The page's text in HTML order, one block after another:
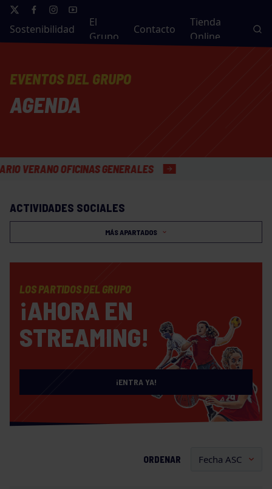
Sostenibilidad
El
Grupo
Contacto
Tienda
Online
EVENTOS DEL GRUPO
AGENDA
OFICINAS GENERALES
ACTIVIDADES SOCIALES
MÁS APARTADOS
LOS PARTIDOS DEL GRUPO
¡AHORA EN
STREAMING!
¡ENTRA YA!
ORDENAR